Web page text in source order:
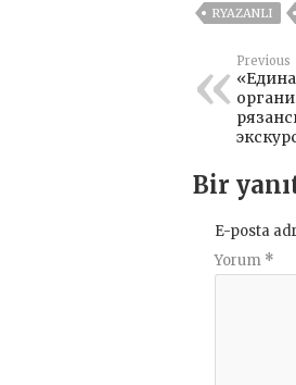
RYAZANLI
Previous
Bir
E-posta
Yorum *